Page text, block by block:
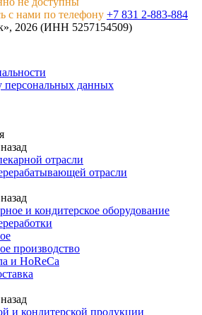
с нами по телефону +7 831 2-883-884
2026 (ИНН 5257154509)
персональных данных
отрасли
отрасли
и кондитерское оборудование
производство
и HoReCa
и кондитерской продукции